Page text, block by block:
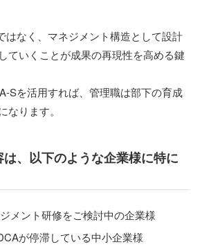
はなく、マネジメント構造として設計
ていくことが成果の再現性を高める鍵
Sを活用すれば、管理職は部下の育成
なります。
、以下のような企業様に特に
メント研修をご検討中の企業様
が停滞している中小企業様